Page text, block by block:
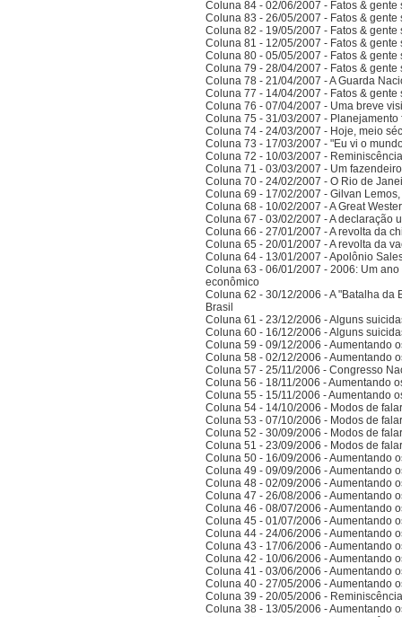
Coluna 84 - 02/06/2007 - Fatos &
Coluna 83 - 26/05/2007 - Fatos &
Coluna 82 - 19/05/2007 - Fatos &
Coluna 81 - 12/05/2007 - Fatos &
Coluna 80 - 05/05/2007 - Fatos &
Coluna 79 - 28/04/2007 - Fatos &
Coluna 78 - 21/04/2007 - A Guarda
Coluna 77 - 14/04/2007 - Fatos &
Coluna 76 - 07/04/2007 - Uma breve
Coluna 75 - 31/03/2007 -
Coluna 74 - 24/03/2007 - Hoje, meio
Coluna 73 - 17/03/2007 - "Eu vi o
Coluna 72 - 10/03/2007 -
Coluna 71 - 03/03/2007 - Um
Coluna 70 - 24/02/2007 - O Rio de
Coluna 69 - 17/02/2007 - Gilvan
Coluna 68 - 10/02/2007 - A Great
Coluna 67 - 03/02/2007 - A declaração
Coluna 66 - 27/01/2007 - A revolta da
Coluna 65 - 20/01/2007 - A revolta da
Coluna 64 - 13/01/2007 - Apolônio
Coluna 63 - 06/01/2007 - 2006: Um
econômico
Coluna 62 - 30/12/2006 - A "Batalha
Brasil
Coluna 61 - 23/12/2006 - Alguns
Coluna 60 - 16/12/2006 - Alguns
Coluna 59 - 09/12/2006 - Aumentando
Coluna 58 - 02/12/2006 - Aumentando
Coluna 57 - 25/11/2006 - Congresso
Coluna 56 - 18/11/2006 - Aumentando
Coluna 55 - 15/11/2006 - Aumentando
Coluna 54 - 14/10/2006 - Modos de
Coluna 53 - 07/10/2006 - Modos de
Coluna 52 - 30/09/2006 - Modos de
Coluna 51 - 23/09/2006 - Modos de
Coluna 50 - 16/09/2006 - Aumentando
Coluna 49 - 09/09/2006 - Aumentando
Coluna 48 - 02/09/2006 - Aumentando
Coluna 47 - 26/08/2006 - Aumentando
Coluna 46 - 08/07/2006 - Aumentando
Coluna 45 - 01/07/2006 - Aumentando
Coluna 44 - 24/06/2006 - Aumentando
Coluna 43 - 17/06/2006 - Aumentando
Coluna 42 - 10/06/2006 - Aumentando
Coluna 41 - 03/06/2006 - Aumentando
Coluna 40 - 27/05/2006 - Aumentando
Coluna 39 - 20/05/2006 -
Coluna 38 - 13/05/2006 - Aumentando